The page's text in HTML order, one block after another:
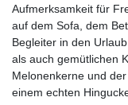
Aufmerksamkeit für
auf dem Sofa, dem
Begleiter in den
als auch gemütlichen
Melonenkerne und
einem echten